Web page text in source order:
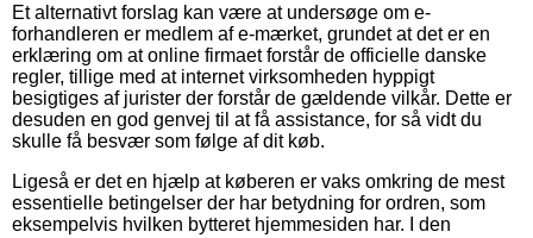
Et alternativt forslag kan være at undersøge om e-
forhandleren er medlem af e-mærket, grundet at det er en
erklæring om at online firmaet forstår de officielle danske
regler, tillige med at internet virksomheden hyppigt
besigtiges af jurister der forstår de gældende vilkår. Dette er
desuden en god genvej til at få assistance, for så vidt du
skulle få besvær som følge af dit køb.
Ligeså er det en hjælp at køberen er vaks omkring de mest
essentielle betingelser der har betydning for ordren, som
eksempelvis hvilken bytteret hjemmesiden har. I den